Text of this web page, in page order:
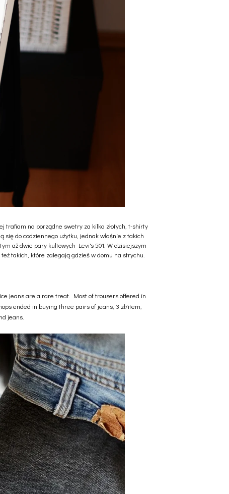
trafiam na porządne swetry za kilka złotych, t-shirty
do codziennego użytku, jednak właśnie z takich
aż dwie pary kultowych Levi's 501. W dzisiejszym
takich, które zalegają gdzieś w domu na strychu.
jeans are a rare treat. Most of trousers offered in
ended in buying three pairs of jeans, 3 zł/item,
jeans.